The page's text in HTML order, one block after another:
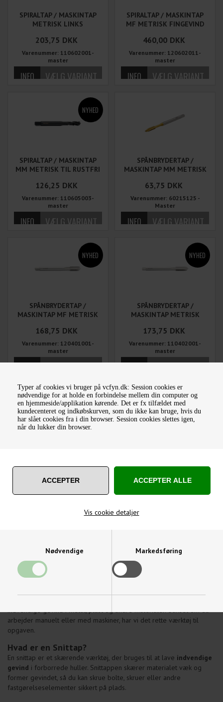
Typer af cookies vi bruger på vcfyn.dk: Session cookies er
nødvendige for at holde en forbindelse mellem din computer og
en hjemmeside/applikation kørende. Det er fx tilfældet med
kundecenteret og indkøbskurven, som du ikke kan bruge, hvis du
har slået cookies fra i din browser. Session cookies slettes igen,
når du lukker din browser.
Vis cookie detaljer
Nødvendige Markedsføring
Funktionelle Statistiske
SPIRALTAP / MASKINTAP
METRISK LINKS
203,75 DKK
Varenummer: 110602001-
master
SPIRALTAP / MASKINTAP
MF METRISK FINGEVIND
460,00 DKK
Varenummer: 120602011-
master
SPIRALTAP / MASKINTAP
MM METRISK TIL RUSTFRI
126,25 DKK
Varenummer: 110605003-
master
SPÅNBRYDERTAP /
MASKINTAP MM METRISK
63,75 DKK
Varenummer: 60215125 -
Master
SPÅNBRYDERTAP /
MASKINTAP MF METRISK
168,75 DKK
Varenummer: 120401001-
master
SPÅNBRYDERTAP /
MASKINTAP METRISK
173,75 DKK
Varenummer: 110402001-
master
FINGEVIND LINKS
388,75 DKK
Master
RUSTFRI
126,25 DKK
master
Snittappe og Gevindtappe – Præcision og kvalitet
til dit gevindarbejde
indvendige gevind i metal, plast og andre materialer. Uanset om du
arbejder manuelt eller med maskiner, har vi det rette værktøj til
opgaven.
Hvad er en Snittap?
En snittap er et skærende værktøj, der bruges til at lave indvendige
gevind i forborrede huller. Snittappen skærer materialet væk og
former gevindet, så du kan skrue bolte, skruer eller andre
fastgørelseselementer sikkert på plads.